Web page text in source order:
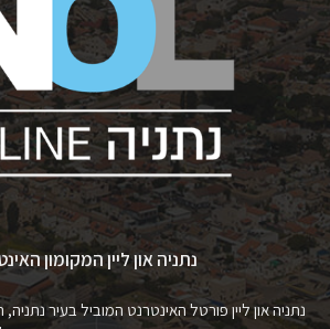
נתניה און ליין המקומון
נתניה און ליין פורטל האינטרנט המוביל בעיר